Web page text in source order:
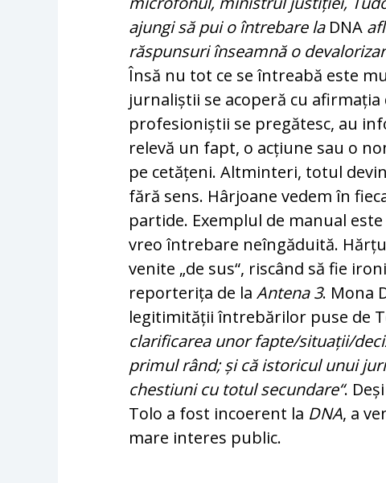
ajungi să pui o întrebare la DNA
răspunsuri înseamnă o
Însă nu tot ce se întreabă este
jurnaliștii se acoperă cu
profesioniștii se pregătesc, au
relevă un fapt, o acțiune sau o
pe cetățeni. Alt­minteri, totul
fără sens. Hârjoane vedem în
par­ti­de. Exemplul de manual
vreo întrebare neîn­gă­duită.
venite „de sus“, riscând să fie
reporterița de laAn­tena 3. Mona
legitimității întrebărilor puse de
clarificarea unor fapte/situații/
primul rând; și că istoricul unui
ches­tiuni cu totul secundare“.
Tolo a fost incoerent la DNA, a
mare interes public.